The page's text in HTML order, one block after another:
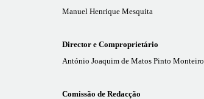
Manuel Henrique Mesquita
Director e Comproprietário
António Joaquim de Matos Pinto Monteiro
Comissão de Redacção